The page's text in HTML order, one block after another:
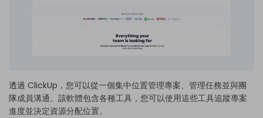
透過 ClickUp，您可以從一個集中位置管理專案、管理任務並與團
隊成員溝通。該軟體包含各種工具，您可以使用這些工具追蹤專案
進度並決定資源分配位置。